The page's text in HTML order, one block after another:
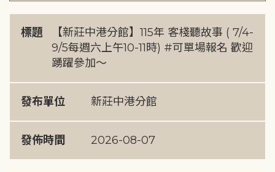
標題
【新莊中港分館】115年 客棧聽故事 ( 7/4-
9/5每週六上午10-11時) #可單場報名 歡迎
踴躍參加～
發布單位 新莊中港分館
發佈時間 2026-08-07